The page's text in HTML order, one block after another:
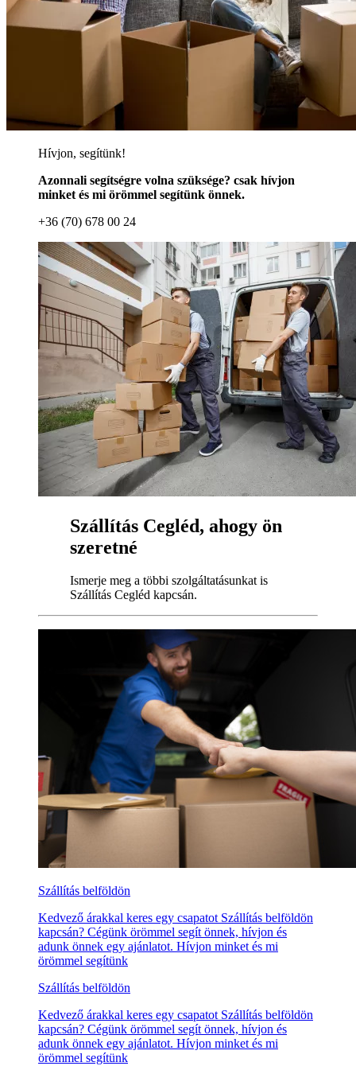
Hívjon, segítünk!
Azonnali segítségre volna szüksége? csak hívjon
minket és mi örömmel segítünk önnek.
+36 (70) 678 00 24
Szállítás Cegléd, ahogy ön
szeretné
Ismerje meg a többi szolgáltatásunkat is
Szállítás Cegléd kapcsán.
Szállítás belföldön
Kedvező árakkal keres egy csapatot Szállítás belföldön
kapcsán? Cégünk örömmel segít önnek, hívjon és
adunk önnek egy ajánlatot. Hívjon minket és mi
örömmel segítünk
Szállítás belföldön
Kedvező árakkal keres egy csapatot Szállítás belföldön
kapcsán? Cégünk örömmel segít önnek, hívjon és
adunk önnek egy ajánlatot. Hívjon minket és mi
örömmel segítünk